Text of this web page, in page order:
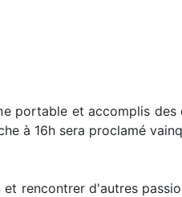
portable et accomplis
à 16h sera proclamé
rencontrer d'autres